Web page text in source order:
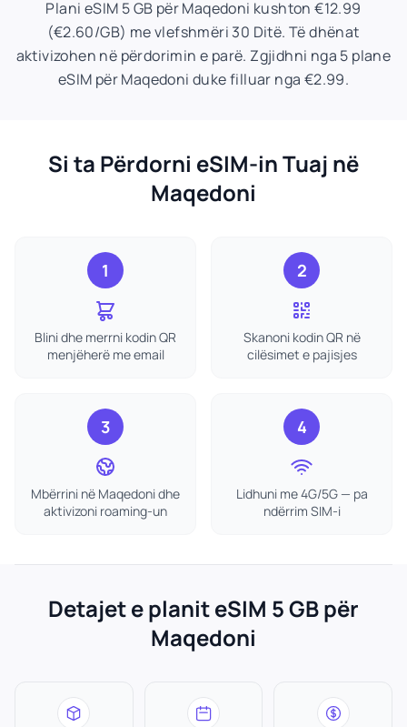
Plani eSIM 5 GB për Maqedoni kushton €12.99
(€2.60/GB) me vlefshmëri 30 Ditë. Të dhënat
aktivizohen në përdorimin e parë. Zgjidhni nga 5 plane
eSIM për Maqedoni duke filluar nga €2.99.
Si ta Përdorni eSIM-in Tuaj në
Maqedoni
1
Blini dhe merrni kodin QR
menjëherë me email
2
Skanoni kodin QR në
cilësimet e pajisjes
3
Mbërrini në Maqedoni dhe
aktivizoni roaming-un
4
Lidhuni me 4G/5G — pa
ndërrim SIM-i
Detajet e planit eSIM 5 GB për
Maqedoni